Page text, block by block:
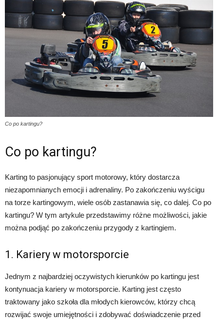
Co po kartingu?
Co po kartingu?
Karting to pasjonujący sport motorowy, który dostarcza
niezapomnianych emocji i adrenaliny. Po zakończeniu wyścigu
na torze kartingowym, wiele osób zastanawia się, co dalej. Co po
kartingu? W tym artykule przedstawimy różne możliwości, jakie
można podjąć po zakończeniu przygody z kartingiem.
1. Kariery w motorsporcie
Jednym z najbardziej oczywistych kierunków po kartingu jest
kontynuacja kariery w motorsporcie. Karting jest często
traktowany jako szkoła dla młodych kierowców, którzy chcą
rozwijać swoje umiejętności i zdobywać doświadczenie przed